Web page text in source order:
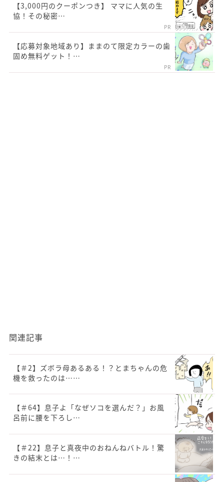
【3,000円のクーポンつき】 ママに人気の生
協！その秘密…
PR
【応募対象地域あり】ままのて限定カラーの歯
固め無料ゲット！…
PR
関連記事
【＃2】ズボラ母あるある！？とまちゃんの危
機を救ったのは……
【＃64】息子よ「なぜソコを選んだ？」お風
呂前に腰を下ろし…
【＃22】息子と真夜中のおねんねバトル！驚
きの結末とは…！…